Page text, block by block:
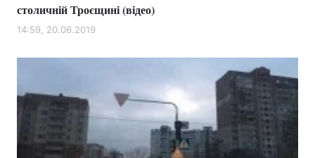
столичній Троєщині (відео)
14:59, 20.06.2019